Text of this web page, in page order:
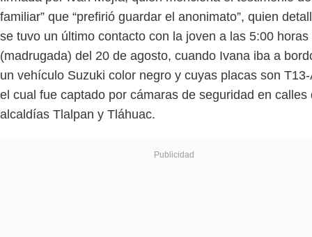
familiar” que “prefirió guardar el anonimato”, quien
se tuvo un último contacto con la joven a las 5:00 horas
(madrugada) del 20 de agosto, cuando Ivana iba a
un vehículo Suzuki color negro y cuyas placas son T13-
el cual fue captado por cámaras de seguridad en calles
alcaldías Tlalpan y Tláhuac.